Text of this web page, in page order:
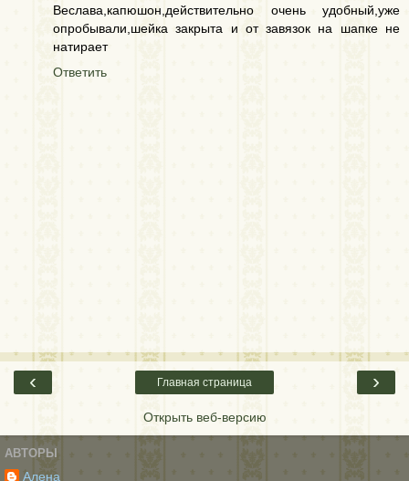
Веслава,капюшон,действительно очень удобный,уже
опробывали,шейка закрыта и от завязок на шапке не
натирает
Ответить
‹ ›
Главная страница
Открыть веб-версию
АВТОРЫ
Алена